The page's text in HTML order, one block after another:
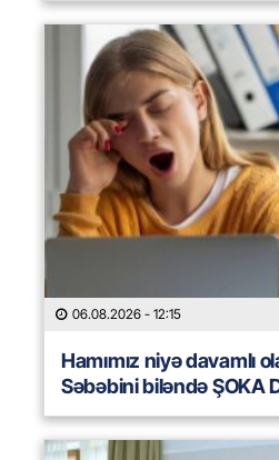
06.08.2026 - 12:15
Hamımız niyə davamlı
Səbəbini biləndə ŞOKA